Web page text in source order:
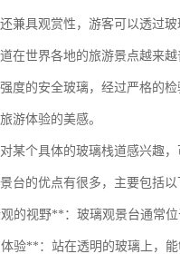
兼具观赏性，游客可以透过
在世界各地的旅游景点越来
度的安全玻璃，经过严格的
游体验的美感。
某个具体的玻璃栈道感兴趣
台的优点有很多，主要包括以
的视野**：玻璃观景台通常位
验**：站在透明的玻璃上，能